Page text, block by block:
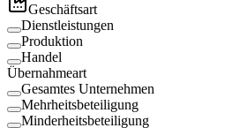
Geschäftsart
Dienstleistungen
Produktion
Handel
Übernahmeart
Gesamtes Unternehmen
Mehrheitsbeteiligung
Minderheitsbeteiligung